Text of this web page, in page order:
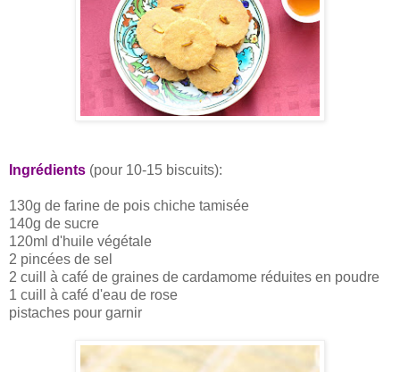
Ingrédients (pour 10-15 biscuits):
130g de farine de pois chiche tamisée
140g de sucre
120ml d'huile végétale
2 pincées de sel
2 cuill à café de graines de cardamome réduites en poudre
1 cuill à café d'eau de rose
pistaches pour garnir